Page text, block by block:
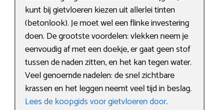
kunt bij gietvloeren kiezen uit allerlei tinten
(betonlook). Je moet wel een flinke investering
doen. De grootste voordelen: vlekken neem je
eenvoudig af met een doekje, er gaat geen stof
tussen de naden zitten, en het kan tegen water.
Veel genoemde nadelen: de snel zichtbare
krassen en het leggen neemt veel tijd in beslag.
Lees de koopgids voor gietvloeren door.